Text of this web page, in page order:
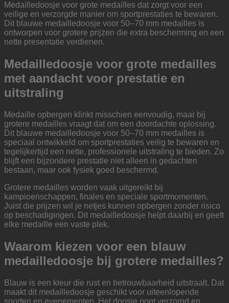
Medailledoosje voor grote medailles dat zorgt voor een
veilige en verzorgde manier om sportprestaties te bewaren.
Dit blauwe medailledoosje voor 50–70 mm medailles is
ontworpen voor grotere prijzen die extra bescherming en een
nette presentatie verdienen.
Medailledoosje voor grote medailles
met aandacht voor prestatie en
uitstraling
Medaille opbergen klinkt misschien eenvoudig, maar bij
grotere medailles vraagt dat om een doordachte oplossing.
Dit blauwe medailledoosje voor 50–70 mm medailles is
speciaal ontwikkeld om sportprestaties veilig te bewaren en
tegelijkertijd een nette, professionele uitstraling te bieden. Zo
blijft een bijzondere prestatie niet alleen in gedachten
bestaan, maar ook fysiek goed beschermd.
Grotere medailles worden vaak uitgereikt bij
kampioenschappen, finales en speciale sportmomenten.
Juist die prijzen wil je netjes kunnen opbergen zonder risico
op beschadigingen. Dit medailledoosje helpt daarbij en geeft
elke medaille een vaste plek.
Waarom kiezen voor een blauw
medailledoosje bij grotere medailles?
Blauw is een kleur die rust en betrouwbaarheid uitstraalt. Dat
maakt dit medailledoosje geschikt voor uiteenlopende
sporten en evenementen. Het doosje oogt verzorgd en